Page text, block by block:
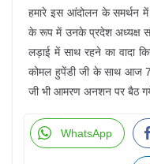
हमारे इस आंदोलन के समर्थन
के रूप में उनके प्रदेश अध्यक्ष
लड़ाई में साथ रहने का वादा
कोमल हुपेंडी जी के साथ आज
जी भी आमरण अनशन पर बैठ
WhatsApp